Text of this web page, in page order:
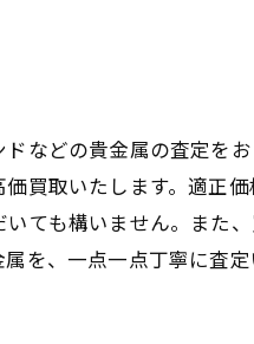
などの貴金属の査定を
買取いたします。適正
ても構いません。また
を、一点一点丁寧に査